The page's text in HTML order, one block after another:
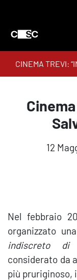
CINEMA TREVI:
12
Nel febbraio
organizzato
indiscreto di
considerato da
più pruriginoso,